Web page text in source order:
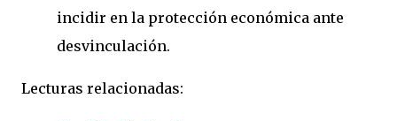
incidir en la protección económica ante
desvinculación.
Lecturas relacionadas: